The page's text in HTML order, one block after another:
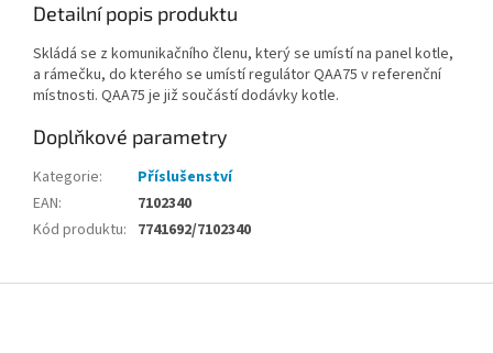
Detailní popis produktu
Skládá se z komunikačního členu, který se umístí na panel kotle,
a rámečku, do kterého se umístí regulátor QAA75 v referenční
místnosti. QAA75 je již součástí dodávky kotle.
Doplňkové parametry
Kategorie:
Příslušenství
EAN:
7102340
Kód produktu: 7741692/7102340